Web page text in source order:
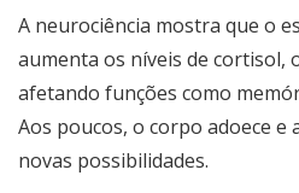
A neurociência mostra que o
aumenta os níveis de cortisol,
afetando funções como
Aos poucos, o corpo adoece e
novas possibilidades.